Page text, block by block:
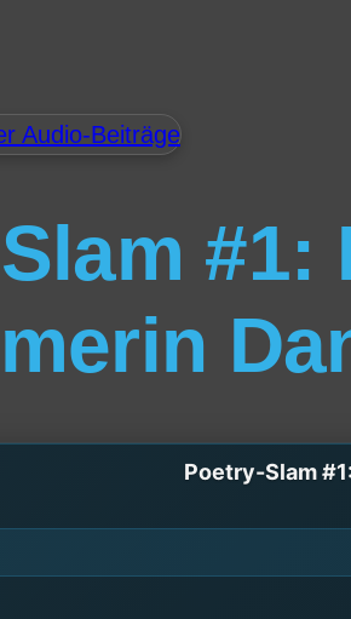
Audio-Beiträge
Poetry-Slam